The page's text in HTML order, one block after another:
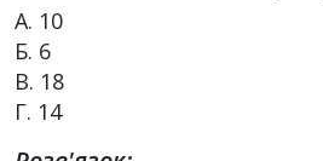
А. 10
Б. 6
В. 18
Г. 14